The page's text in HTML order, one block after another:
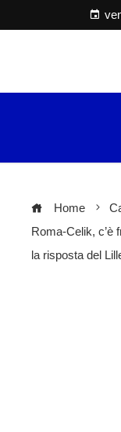
Home
Roma-Celik, c’è
la risposta del